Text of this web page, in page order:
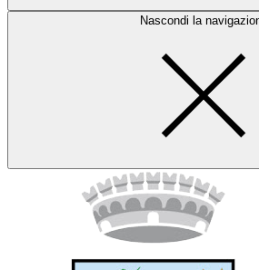
Nascondi la